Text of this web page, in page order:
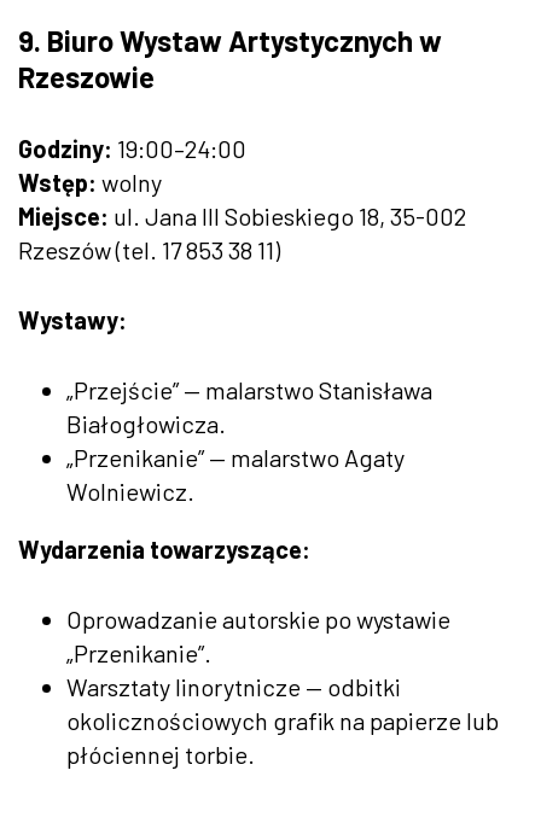
9. Biuro Wystaw Artystycznych w
Rzeszowie
Godziny: 19:00–24:00
Wstęp: wolny
Miejsce: ul. Jana III Sobieskiego 18, 35-002
Rzeszów (tel. 17 853 38 11)
Wystawy:
„Przejście” — malarstwo Stanisława
Białogłowicza.
„Przenikanie” — malarstwo Agaty
Wolniewicz.
Wydarzenia towarzyszące:
Oprowadzanie autorskie po wystawie
„Przenikanie”.
Warsztaty linorytnicze — odbitki
okolicznościowych grafik na papierze lub
płóciennej torbie.